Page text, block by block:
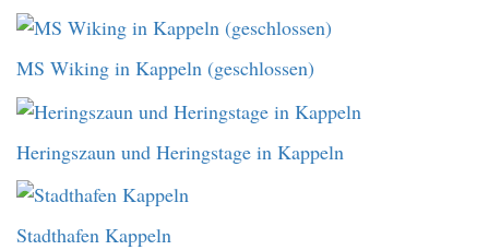
MS Wiking in Kappeln (geschlossen)
Heringszaun und Heringstage in Kappeln
Stadthafen Kappeln